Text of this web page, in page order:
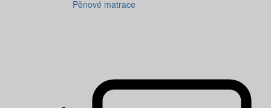
Pěnové matrace